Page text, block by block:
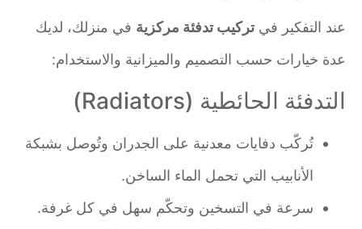
عند التفكير فيتركيب تدفئة مركزية في منزلك، لديك
عدة خيارات حسب التصميم والميزانية والاستخدام:
التدفئة الحائطية (Radiators)
تُركّب دفايات معدنية على الجدران وتُوصل بشبكة
الأنابيب التي تحمل الماء الساخن.
سرعة في التسخين وتحكّم سهل في كل غرفة.